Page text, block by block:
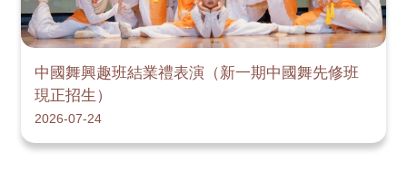
中國舞興趣班結業禮表演（新一期中國舞先修班
現正招生）
2026-07-24